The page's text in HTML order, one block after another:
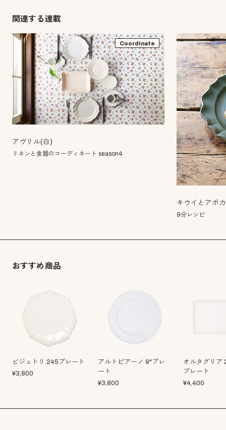
関連する連載
Coordinate
アヴリル(白)
リネンと食器のコーディネート season4
キウイとアボ
9分レシピ
おすすめ商品
ビジュトリ 245プレート
¥3,800
アルトピアーノ 9"プレ
ート
¥3,800
オルタグリア
プレート
¥4,400